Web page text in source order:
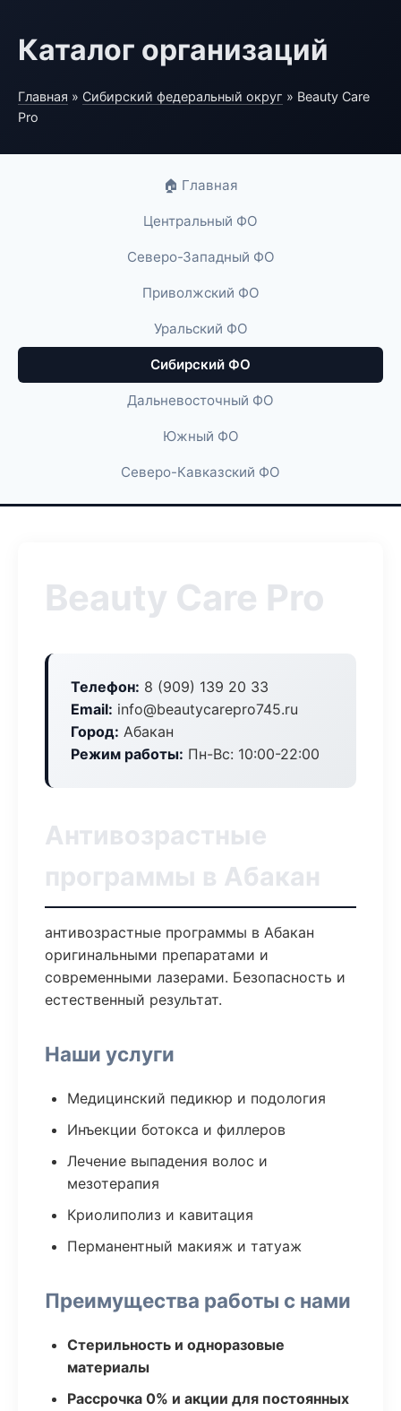
Каталог организаций
Главная » Сибирский федеральный округ » Beauty Care
Pro
🏠 Главная
Центральный ФО
Северо-Западный ФО
Приволжский ФО
Уральский ФО
Сибирский ФО
Дальневосточный ФО
Южный ФО
Северо-Кавказский ФО
Beauty Care Pro
Телефон: 8 (909) 139 20 33
Email: info@beautycarepro745.ru
Город: Абакан
Режим работы: Пн-Вс: 10:00-22:00
Антивозрастные
программы в Абакан
антивозрастные программы в Абакан
оригинальными препаратами и
современными лазерами. Безопасность и
естественный результат.
Наши услуги
Медицинский педикюр и подология
Инъекции ботокса и филлеров
Лечение выпадения волос и
мезотерапия
Криолиполиз и кавитация
Перманентный макияж и татуаж
Преимущества работы с нами
Стерильность и одноразовые
материалы
Рассрочка 0% и акции для постоянных